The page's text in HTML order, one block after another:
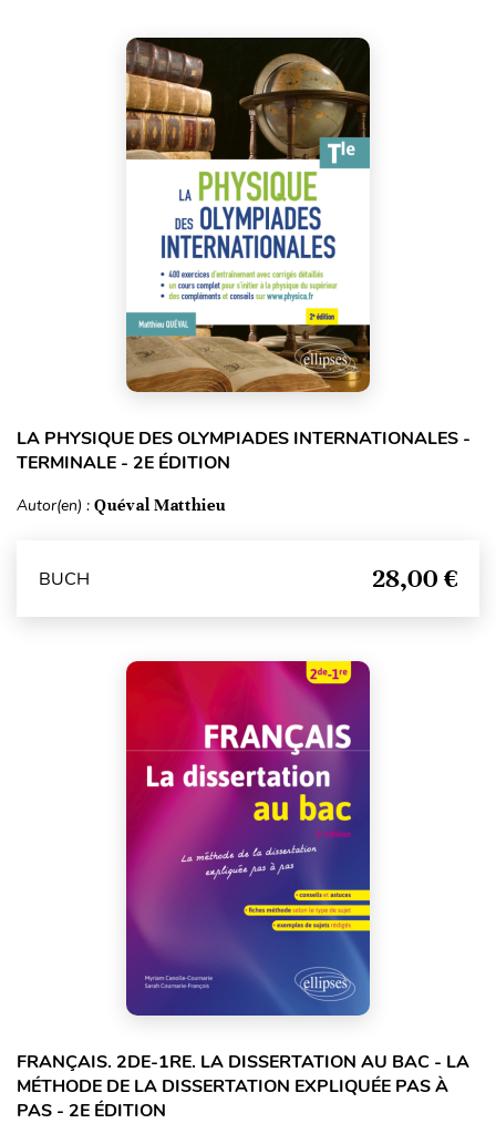
LA PHYSIQUE DES OLYMPIADES INTERNATIONALES -
TERMINALE - 2E ÉDITION
Autor(en) : Quéval Matthieu
BUCH 28,00 €
FRANÇAIS. 2DE-1RE. LA DISSERTATION AU BAC - LA
MÉTHODE DE LA DISSERTATION EXPLIQUÉE PAS À
PAS - 2E ÉDITION